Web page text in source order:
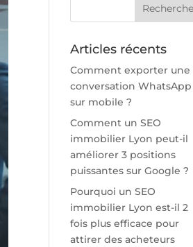
Articles récents
Comment exporter une
conversation WhatsApp
sur mobile ?
Comment un SEO
immobilier Lyon peut-il
améliorer 3 positions
puissantes sur Google ?
Pourquoi un SEO
immobilier Lyon est-il 2
fois plus efficace pour
attirer des acheteurs